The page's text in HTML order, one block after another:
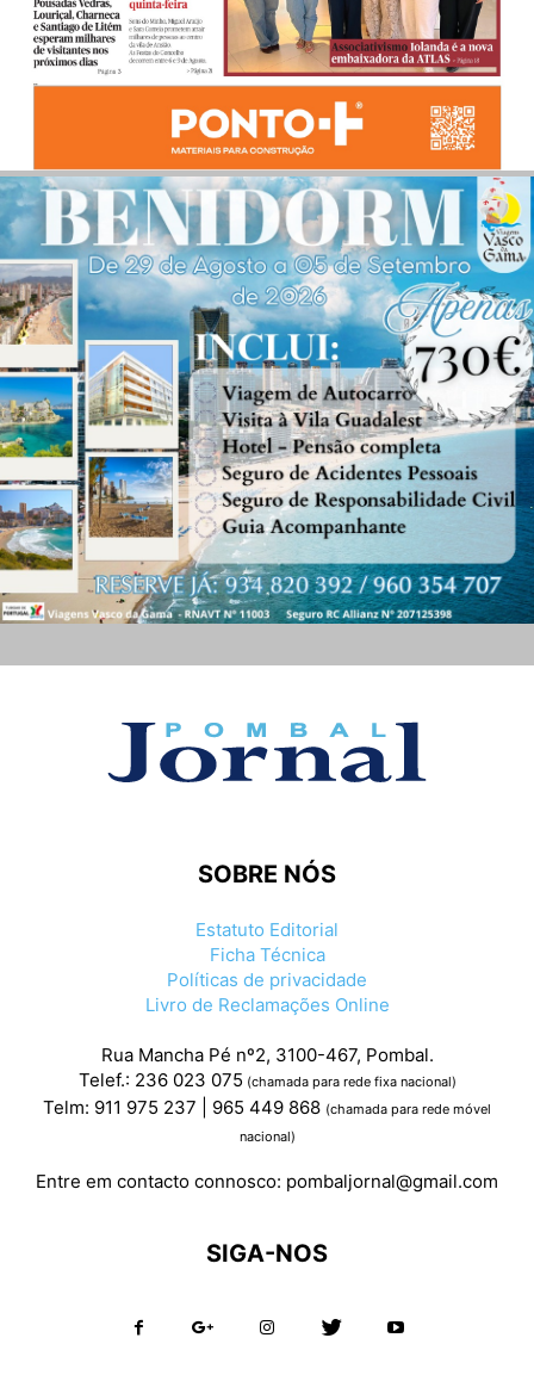
SOBRE NÓS
Estatuto Editorial
Ficha Técnica
Políticas de privacidade
Livro de Reclamações Online
Rua Mancha Pé nº2, 3100-467, Pombal.
Telef.: 236 023 075 (chamada para rede fixa nacional)
Telm: 911 975 237 | 965 449 868 (chamada para rede móvel
nacional)
Entre em contacto connosco: pombaljornal@gmail.com
SIGA-NOS